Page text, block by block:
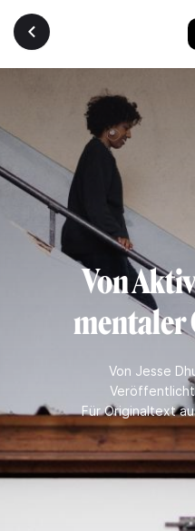
Direkt zum Inhalt
Von
mentaler
Von Jesse
Für Originaltext